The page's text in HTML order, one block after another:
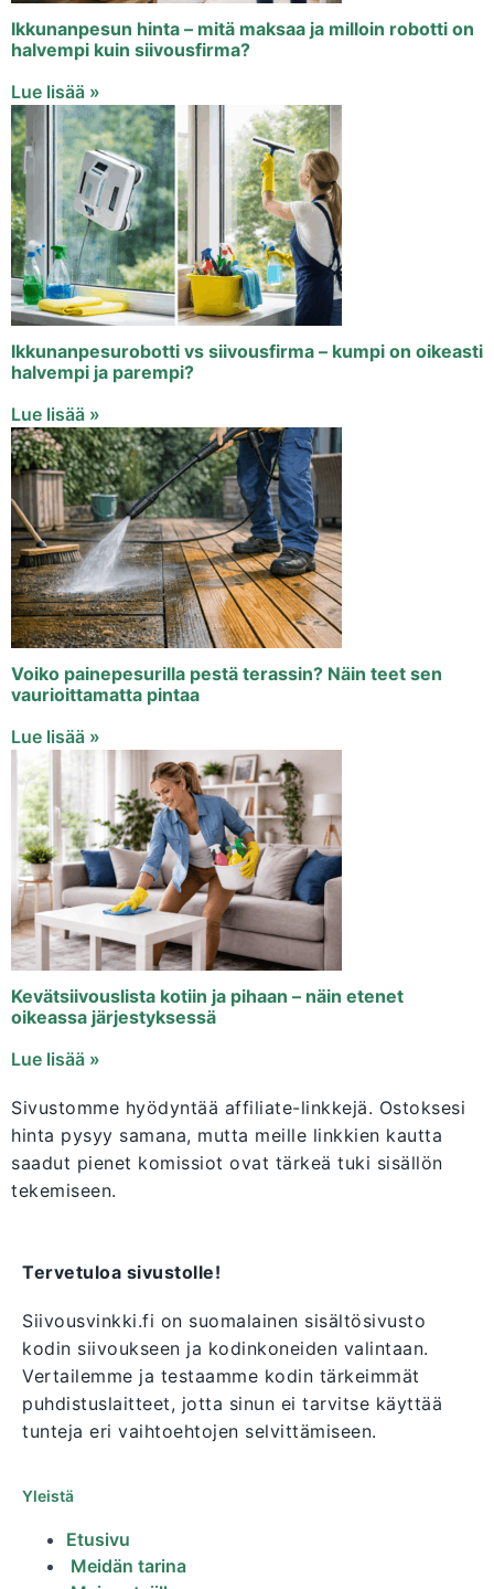
Ikkunanpesun hinta – mitä maksaa ja milloin robotti on
halvempi kuin siivousfirma?
Lue lisää »
Ikkunanpesurobotti vs siivousfirma – kumpi on oikeasti
halvempi ja parempi?
Lue lisää »
Voiko painepesurilla pestä terassin? Näin teet sen
vaurioittamatta pintaa
Lue lisää »
Kevätsiivouslista kotiin ja pihaan – näin etenet
oikeassa järjestyksessä
Lue lisää »
Sivustomme hyödyntää affiliate-linkkejä. Ostoksesi
hinta pysyy samana, mutta meille linkkien kautta
saadut pienet komissiot ovat tärkeä tuki sisällön
tekemiseen.
Tervetuloa sivustolle!
Siivousvinkki.fi on suomalainen sisältösivusto
kodin siivoukseen ja kodinkoneiden valintaan.
Vertailemme ja testaamme kodin tärkeimmät
puhdistuslaitteet, jotta sinun ei tarvitse käyttää
tunteja eri vaihtoehtojen selvittämiseen.
Yleistä
Etusivu
Meidän tarina